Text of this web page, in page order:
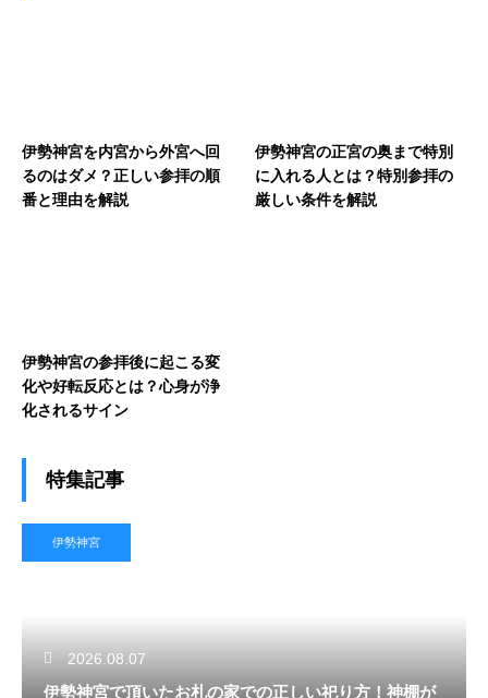
伊勢神宮を内宮から外宮へ回
るのはダメ？正しい参拝の順
番と理由を解説
伊勢神宮の正宮の奥まで特別
に入れる人とは？特別参拝の
厳しい条件を解説
伊勢神宮の参拝後に起こる変
化や好転反応とは？心身が浄
化されるサイン
特集記事
伊勢神宮
2026.08.07
伊勢神宮で頂いたお札の家での正しい祀り方！神棚が